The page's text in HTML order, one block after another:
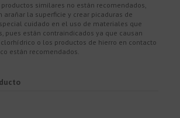
similares no están recomendados,
arañar la superficie y crear picaduras de
cuidado en el uso de materiales que
pues están contraindicados ya que causan
o los productos de hierro en contacto
están recomendados.